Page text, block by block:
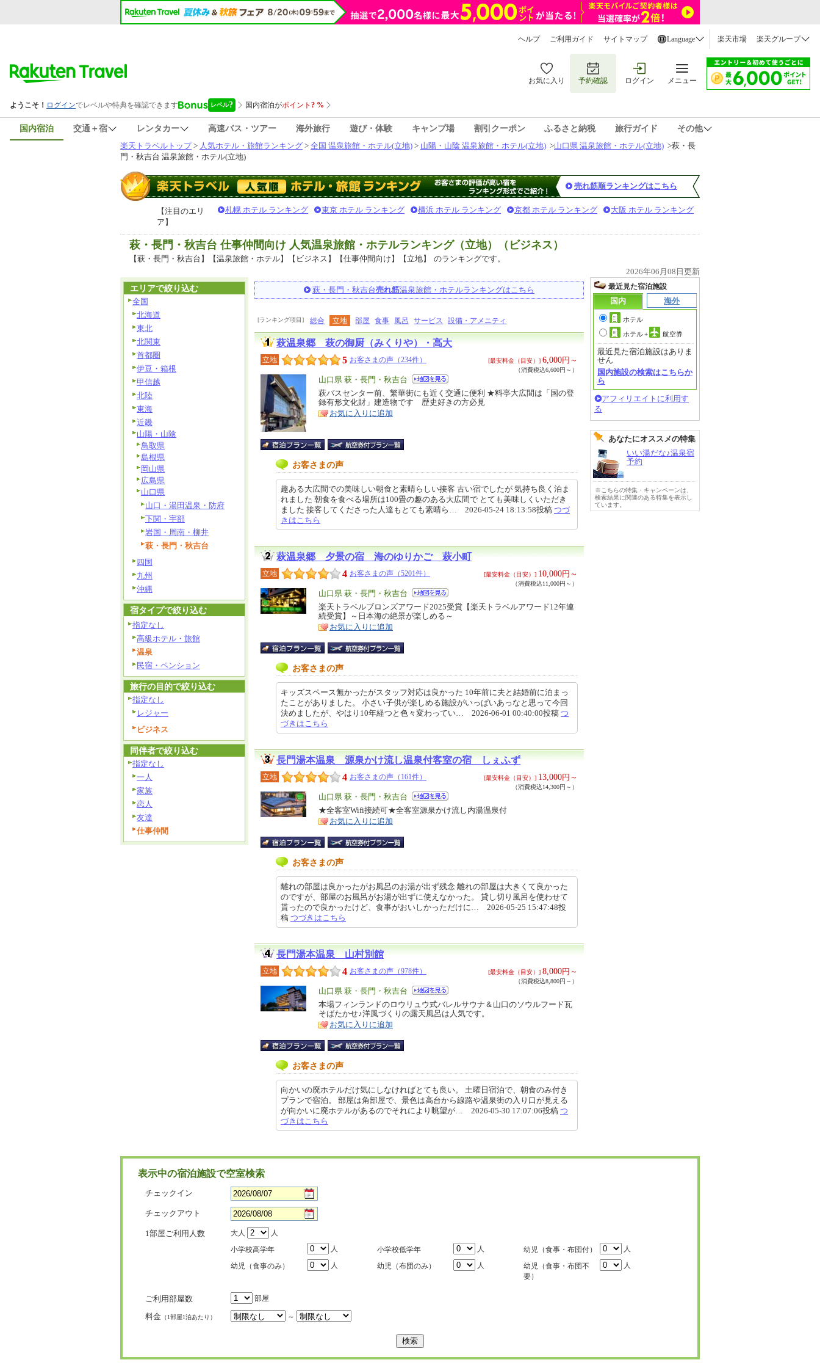
ヘルプ ご利用ガイド サイトマップ Language 楽天市場 楽天グループ
お気に入り 予約確認 ログイン メニュー
国内宿泊 交通＋宿 レンタカー 高速バス・ツアー 海外旅行 遊び・体験 キャンプ場 割引クーポン ふるさと納税 旅行ガイド
その他
楽天トラベルトップ> 人気ホテル・旅館ランキング > 全国 温泉旅館・ホテル(立地) > 山陽・山陰 温泉旅館・ホテル(立地) >山口県 温泉旅館・ホテル(立地) >萩・長
門・秋吉台 温泉旅館・ホテル(立地)
売れ筋順ランキングはこちら
【注目のエリ
ア】
札幌 ホテル ランキング 東京 ホテル ランキング 横浜 ホテル ランキング 京都 ホテル ランキング 大阪 ホテル ランキング
萩・長門・秋吉台 仕事仲間向け 人気温泉旅館・ホテルランキング（立地）（ビジネス）
【萩・長門・秋吉台】【温泉旅館・ホテル】【ビジネス】【仕事仲間向け】【立地】
のランキングです。
2026年06月08日更新
萩・長門・秋吉台売れ筋温泉旅館・ホテルランキングはこちら
[ランキング項目] 総合 立地 部屋 食事 風呂 サービス 設備・アメニティ
萩温泉郷 萩の御厨（みくりや）・高大
立地 5 お客さまの声（234件） [最安料金（目安）] 6,000円～
（消費税込6,600円～）
エ
リ
ア
山口県 萩・長門・秋吉台
特
徴
萩バスセンター前、繁華街にも近く交通に便利 ★料亭大広間は「国の登
録有形文化財」建造物です 歴史好きの方必見
お気に入りに追加
お客さまの声
趣ある大広間での美味しい朝食と素晴らしい接客 古い宿でしたが 気持ち良く泊ま
れました 朝食を食べる場所は100畳の趣のある大広間で とても美味しくいただき
ました 接客してくださった人達もとても素晴ら… 2026-05-24 18:13:58投稿 つづ
きはこちら
萩温泉郷 夕景の宿 海のゆりかご 萩小町
立地 4 お客さまの声（5201件） [最安料金（目安）] 10,000円～
（消費税込11,000円～）
エ
リ
ア
山口県 萩・長門・秋吉台
特
徴
楽天トラベルブロンズアワード2025受賞【楽天トラベルアワード12年連
続受賞】～日本海の絶景が楽しめる～
お気に入りに追加
お客さまの声
キッズスペース無かったがスタッフ対応は良かった 10年前に夫と結婚前に泊まっ
たことがありました。 小さい子供が楽しめる施設がいっぱいあっなと思って今回
決めましたが、やはり10年経つと色々変わってい… 2026-06-01 00:40:00投稿 つ
づきはこちら
長門湯本温泉 源泉かけ流し温泉付客室の宿 しぇふず
立地 4 お客さまの声（161件） [最安料金（目安）] 13,000円～
（消費税込14,300円～）
エ
リ
ア
山口県 萩・長門・秋吉台
特
徴
★全客室Wifi接続可★全客室源泉かけ流し内湯温泉付
お気に入りに追加
お客さまの声
離れの部屋は良かったがお風呂のお湯が出ず残念 離れの部屋は大きくて良かった
のですが、部屋のお風呂がお湯が出ずに使えなかった。 貸し切り風呂を使わせて
貰ったので良かったけど、食事がおいしかっただけに… 2026-05-25 15:47:48投
稿 つづきはこちら
長門湯本温泉 山村別館
立地 4 お客さまの声（978件） [最安料金（目安）] 8,000円～
（消費税込8,800円～）
エ
リ
ア
山口県 萩・長門・秋吉台
特
徴
本場フィンランドのロウリュウ式バレルサウナ＆山口のソウルフード瓦
そばたかせ♪洋風づくりの露天風呂は人気です。
お気に入りに追加
お客さまの声
向かいの廃ホテルだけ気にしなければとても良い。 土曜日宿泊で、朝食のみ付き
プランで宿泊。 部屋は角部屋で、景色は高台から線路や温泉街の入り口が見える
が向かいに廃ホテルがあるのでそれにより眺望が… 2026-05-30 17:07:06投稿 つ
づきはこちら
最近見た宿泊施設
国内
海外
ホテル
ホテル+ 航空券
最近見た宿泊施設はありま
せん
国内施設の検索はこちらか
ら
アフィリエイトに利用す
る
あなたにオススメの特集
いい湯だな♪温泉宿
予約
※こちらの特集・キャンペーンは、
検索結果に関連のある特集を表示し
ています。
エリアで絞り込む
全国
北海道
東北
北関東
首都圏
伊豆・箱根
甲信越
北陸
東海
近畿
山陽・山陰
鳥取県
島根県
岡山県
広島県
山口県
山口・湯田温泉・防府
下関・宇部
岩国・周南・柳井
萩・長門・秋吉台
四国
九州
沖縄
宿タイプで絞り込む
指定なし
高級ホテル・旅館
温泉
民宿・ペンション
旅行の目的で絞り込む
指定なし
レジャー
ビジネス
同伴者で絞り込む
指定なし
一人
家族
恋人
友達
仕事仲間
表示中の宿泊施設で空室検索
チェックイン
チェックアウト
1部屋ご利用人数 大人
人
小学校高学年
人 小学校低学年 人 幼児（食事・布団付）
人
幼児（食事のみ）
人 幼児（布団のみ） 人
幼児（食事・布団不
要）
人
ご利用部屋数 部屋
料金 （1部屋1泊あたり） ～